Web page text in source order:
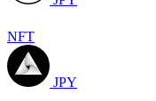
NFT
JPY